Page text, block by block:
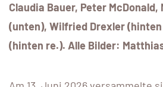
Claudia Bauer, Peter McDonald,
(unten), Wilfried Drexler
(hinten re.). Alle Bilder: